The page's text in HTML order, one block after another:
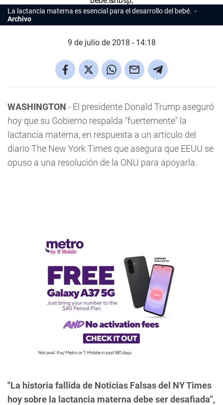
La lactancia materna es esencial para el desarrollo del bebé.
Archivo
9 de julio de 2018 - 14:18
WASHINGTON.- El presidente Donald Trump aseguró
hoy que su Gobierno respalda "fuertemente" la
lactancia materna, en respuesta a un artículo del
diario The New York Times que asegura que EEUU se
opuso a una resolución de la ONU para apoyarla.
"La historia fallida de Noticias Falsas del NY Times
hoy sobre la lactancia materna debe ser desafiada",